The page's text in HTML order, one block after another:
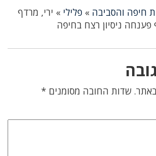
חיפה והסביבה » פלילי » ירי, מרדף
פענחה ניסיון רצח בחיפה
שדות החובה מסומנים *